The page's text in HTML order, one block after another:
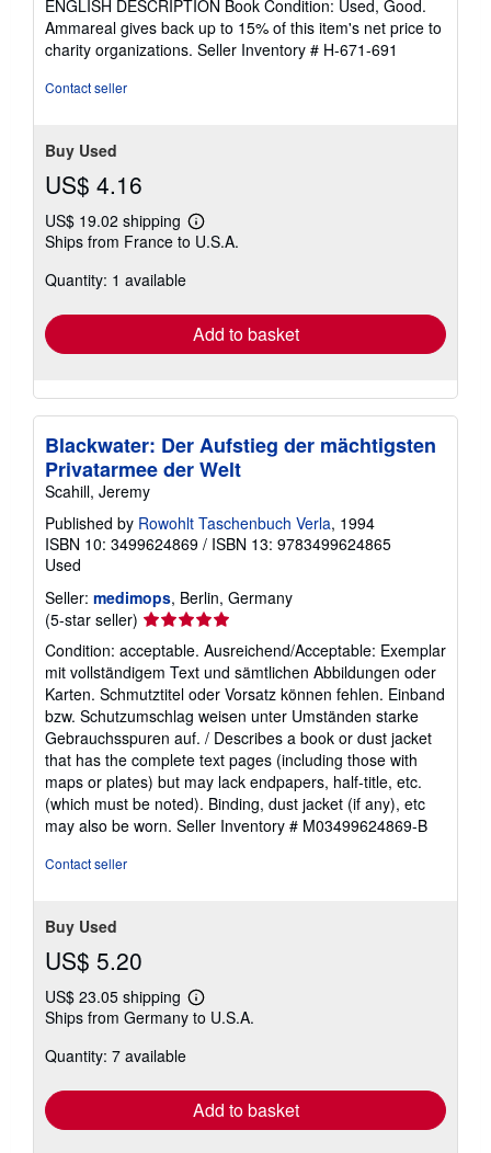
of
5
stars
ENGLISH DESCRIPTION Book Condition: Used, Good.
Ammareal gives back up to 15% of this item's net price to
charity organizations. Seller Inventory # H-671-691
Contact seller
Buy Used
US$ 4.16
US$ 19.02 shipping
Learn
more
Ships from France to U.S.A.
Quantity: 1 available
Add to basket
Blackwater: Der Aufstieg der mächtigsten
Privatarmee der Welt
Scahill, Jeremy
Published by Rowohlt Taschenbuch Verla, 1994
ISBN 10: 3499624869 / ISBN 13: 9783499624865
Used
Seller: medimops, Berlin, Germany
(5-star seller) Seller
rating
5
out
of
5
stars
Condition: acceptable. Ausreichend/Acceptable: Exemplar
mit vollständigem Text und sämtlichen Abbildungen oder
Karten. Schmutztitel oder Vorsatz können fehlen. Einband
bzw. Schutzumschlag weisen unter Umständen starke
Gebrauchsspuren auf. / Describes a book or dust jacket
that has the complete text pages (including those with
maps or plates) but may lack endpapers, half-title, etc.
(which must be noted). Binding, dust jacket (if any), etc
may also be worn. Seller Inventory # M03499624869-B
Contact seller
Buy Used
US$ 5.20
US$ 23.05 shipping
Learn
more
Ships from Germany to U.S.A.
Quantity: 7 available
Add to basket